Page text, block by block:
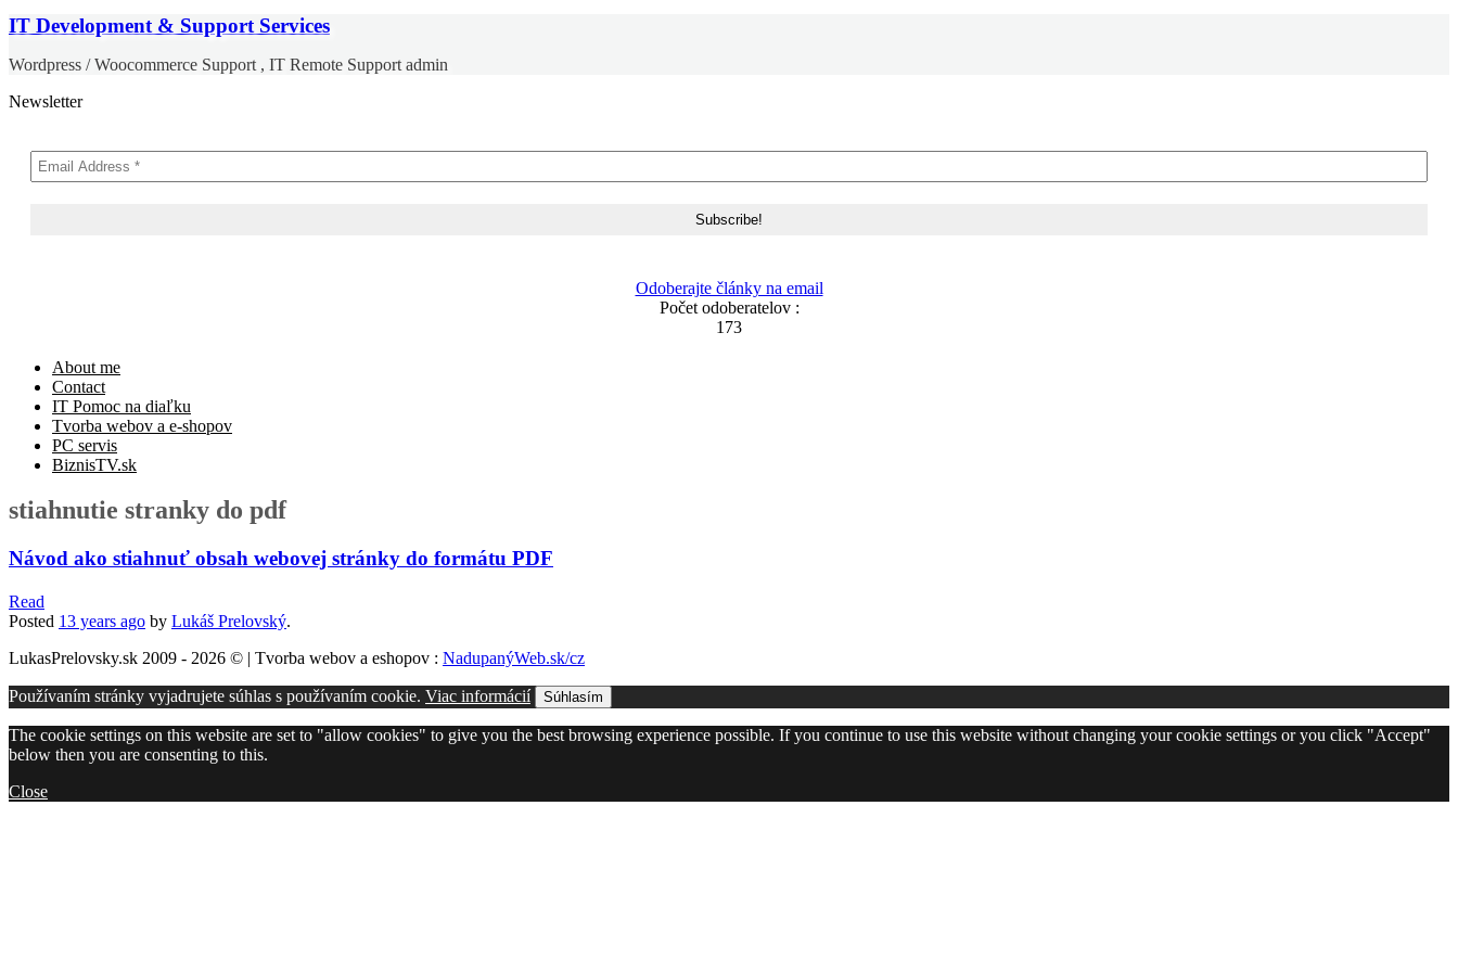
IT Development & Support Services
Wordpress / Woocommerce Support , IT Remote Support admin
Newsletter
Odoberajte články na email
Počet odoberatelov :
173
Skip
content
About me
Contact
IT Pomoc na diaľku
Tvorba webov a e-shopov
PC servis
BiznisTV.sk
stiahnutie stranky do pdf
Návod ako stiahnuť obsah webovej stránky do formátu PDF
Read
Posted 13 years ago by Lukáš Prelovský.
LukasPrelovsky.sk 2009 - 2026 © | Tvorba webov a eshopov : NadupanýWeb.sk/cz
Používaním stránky vyjadrujete súhlas s používaním cookie. Viac informácií Súhlasím
The cookie settings on this website are set to "allow cookies" to give you the best browsing experience possible. If you continue to use this website without changing your cookie settings or you click "Accept"
below then you are consenting to this.
Close